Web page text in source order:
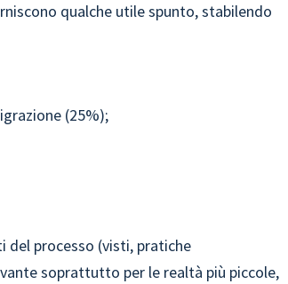
qualche utile spunto, stabilendo
(25%);
del processo (visti, pratiche
soprattutto per le realtà più piccole,